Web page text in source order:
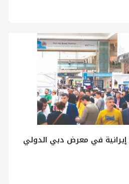
إيرانية في معرض دبي الدولي